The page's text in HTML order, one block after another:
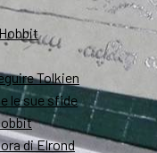
Tolkien
le sue sfide
di Elrond